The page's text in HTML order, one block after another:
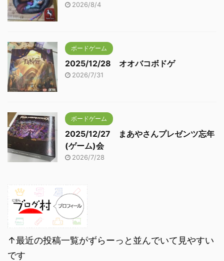
2026/8/4
ボードゲーム
2025/12/28 オオバコボドゲ
2026/7/31
ボードゲーム
2025/12/27 まあやさんプレゼンツ忘年
(ゲーム)会
2026/7/28
↑最近の投稿一覧がずらーっと並んでいて見やすい
です